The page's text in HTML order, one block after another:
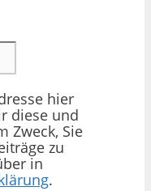
hier
diese und
Zweck, Sie
zu
in
.